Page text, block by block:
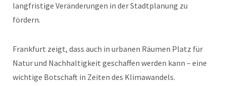
langfristige Veränderungen in der Stadtplanung zu
fördern.
Frankfurt zeigt, dass auch in urbanen Räumen Platz für
Natur und Nachhaltigkeit geschaffen werden kann – eine
wichtige Botschaft in Zeiten des Klimawandels.